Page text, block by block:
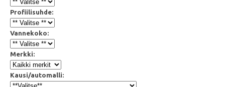
Profiilisuhde:
Vannekoko:
Merkki:
Kausi/automalli: